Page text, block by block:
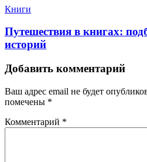
Книги
Путешествия в книгах:
историй
Добавить комментарий
Ваш адрес email не будет
помечены *
Комментарий *